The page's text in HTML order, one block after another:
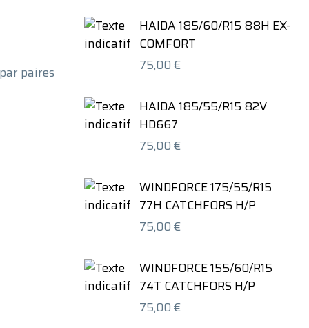
paires
HAIDA 185/60/R15 88H EX-
COMFORT
75,00€
HAIDA 185/55/R15 82V
HD667
75,00€
WINDFORCE 175/55/R15
77H CATCHFORS H/P
75,00€
WINDFORCE 155/60/R15
74T CATCHFORS H/P
75,00€